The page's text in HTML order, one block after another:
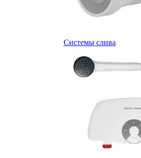
Системы слива